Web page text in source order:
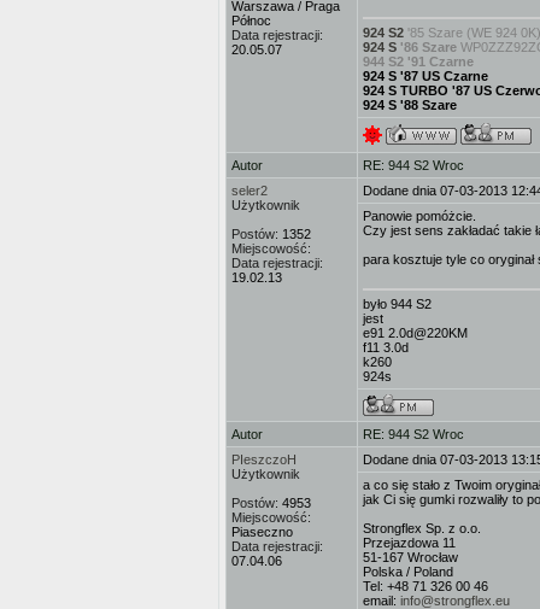
Warszawa / Praga
Północ
Data rejestracji:
20.05.07
924 S2 '85 Szare (WE 924
924 S '86 Szare
944 S2 '91 Czarne
924 S '87 US Czarne
924 S TURBO '87 US
924 S '88 Szare
Autor
RE: 944 S2 Wroc
seler2
Użytkownik
Postów: 1352
Miejscowość:
Data rejestracji:
19.02.13
Dodane dnia 07-03-2013
Panowie pomóżcie.
Czy jest sens zakładać takie
para kosztuje tyle co oryginał
było 944 S2
jest
e91 2.0d@220KM
f11 3.0d
k260
924s
Autor
RE: 944 S2 Wroc
PIeszczoH
Użytkownik
Postów: 4953
Miejscowość:
Piaseczno
Data rejestracji:
07.04.06
Dodane dnia 07-03-2013
a co się stało z Twoim
jak Ci się gumki rozwaliły to
Strongflex Sp. z o.o.
Przejazdowa 11
51-167 Wrocław
Polska / Poland
Tel: +48 71 326 00 46
email: info@strongflex.eu